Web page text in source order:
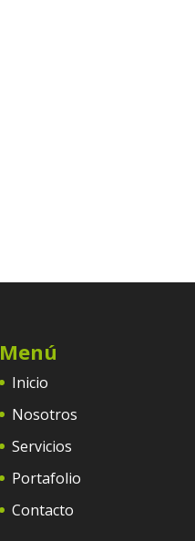
Menú
Inicio
Nosotros
Servicios
Portafolio
Contacto